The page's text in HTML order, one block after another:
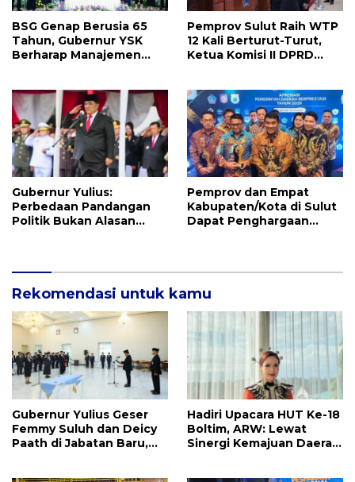
BSG Genap Berusia 65
Tahun, Gubernur YSK
Berharap Manajemen
Pemprov Sulut Raih WTP
12 Kali Berturut-Turut,
Ketua Komisi II DPRD
Prestasi Yang
Membanggakan
Gubernur Yulius:
Perbedaan Pandangan
Politik Bukan Alasan
Pemprov dan Empat
Kabupaten/Kota di Sulut
Dapat Penghargaan
Rekomendasi untuk kamu
Gubernur Yulius Geser
Femmy Suluh dan Deicy
Paath di Jabatan Baru,
Hadiri Upacara HUT Ke-18
Boltim, ARW: Lewat
Sinergi Kemajuan Daerah